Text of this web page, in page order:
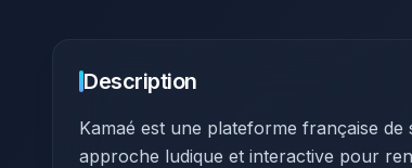
Description
Kamaé est une plateforme française
approche ludique et interactive pour